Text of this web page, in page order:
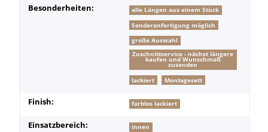
Besonderheiten:
alle Längen aus einem Stück
Sonderanfertigung möglich
große Auswahl
Zuschnittservice - nächst längere
kaufen und Wunschmaß
zusenden
lackiert
Montagesett
Finish: farblos lackiert
Einsatzbereich: innen